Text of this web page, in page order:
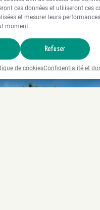
ces données et utiliseront ces
et mesurer leurs
moment.
Refuser
de cookiesConfidentialité et